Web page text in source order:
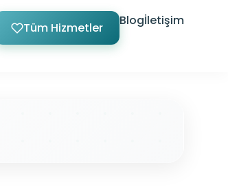
Tüm Hizmetler Blogİletişim